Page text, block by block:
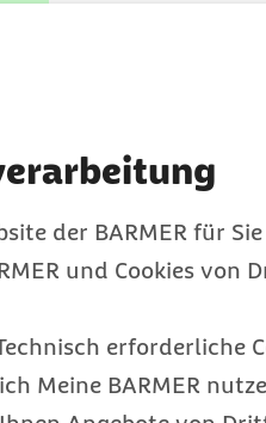
der BARMER für
und Cookies von
erforderliche
Meine BARMER